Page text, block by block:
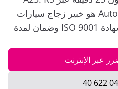
Autoglas Zentrum Elmshorn هو خبير زجاج سيارات
مملوك منذ عام 2008 مع شهادة ISO 9001 وضمان لمدة
عبر الإنترنت